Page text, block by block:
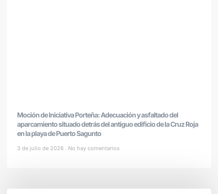
Moción de Iniciativa Porteña: Adecuación y asfaltado del
aparcamiento situado detrás del antiguo edificio de la Cruz Roja
en la playa de Puerto Sagunto
3 de julio de 2026 No hay comentarios